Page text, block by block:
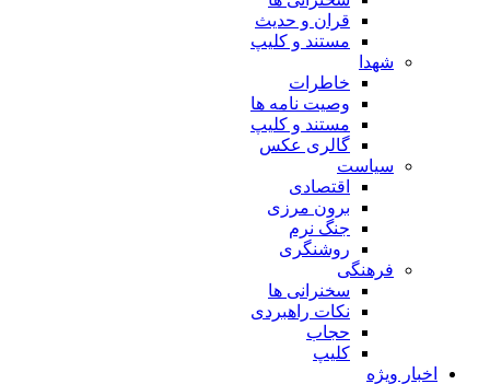
قران و حدیث
مستند و کلیپ
شهدا
خاطرات
وصیت نامه ها
مستند و کلیپ
گالری عکس
سیاست
اقتصادی
برون مرزی
جنگ نرم
روشنگری
فرهنگی
سخنرانی ها
نکات راهبردی
حجاب
کلیپ
اخبار ویژه